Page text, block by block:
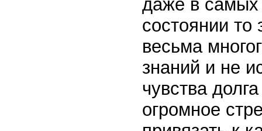
даже в самых
состоянии то
весьма
знаний и не
чувства
огромное